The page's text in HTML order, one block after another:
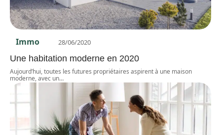
Immo 28/06/2020
Une habitation moderne en 2020
Aujourd’hui, toutes les futures propriétaires aspirent à une maison
moderne, avec un…